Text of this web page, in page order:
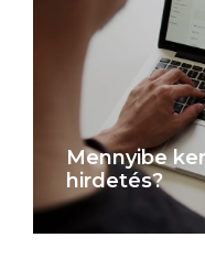
Mennyibe
hirdetés?